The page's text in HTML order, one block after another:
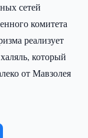
сетей
комитета
реализует
который
от Мавзолея